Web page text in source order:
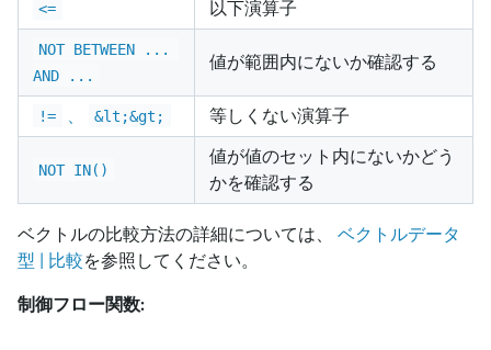
<= 以下演算子
NOT BETWEEN ...
AND ...
値が範囲内にないか確認する
!= &lt;&gt; 等しくない演算子
NOT IN()
値が値のセット内にないかどう
かを確認する
ベクトルの比較方法の詳細については、 ベクトルデータ
型 | 比較を参照してください。
制御フロー関数: